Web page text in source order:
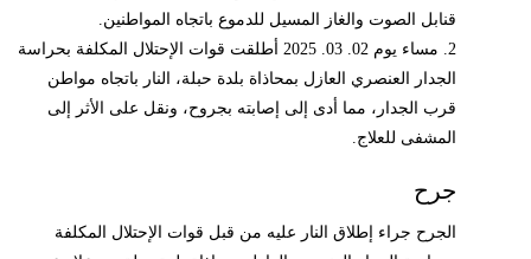
قنابل الصوت والغاز المسيل للدموع باتجاه المواطنين.
2. مساء يوم 02. 03. 2025 أطلقت قوات الإحتلال المكلفة بحراسة
الجدار العنصري العازل بمحاذاة بلدة حبلة، النار باتجاه مواطن
قرب الجدار، مما أدى إلى إصابته بجروح، ونقل على الأثر إلى
المشفى للعلاج.
جرح
الجرح جراء إطلاق النار عليه من قبل قوات الإحتلال المكلفة